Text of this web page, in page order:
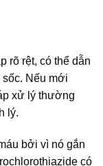
rõ rệt, có thể dẫn
sốc. Nếu mới
xử lý thường
lý.
bởi vì nó gắn
có